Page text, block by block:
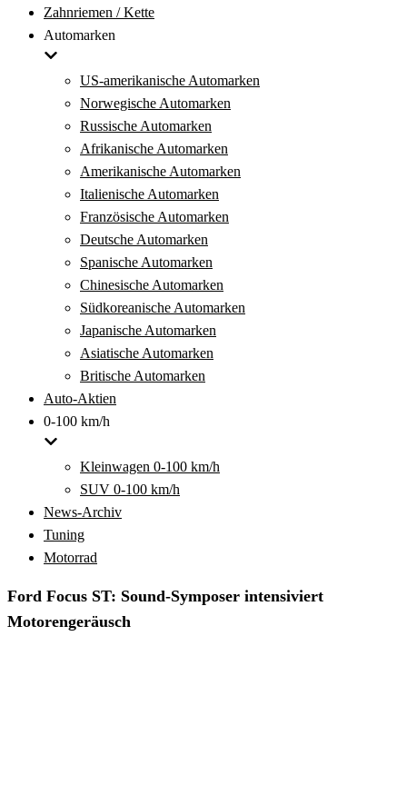
Zahnriemen / Kette
Automarken
US-amerikanische Automarken
Norwegische Automarken
Russische Automarken
Afrikanische Automarken
Amerikanische Automarken
Italienische Automarken
Französische Automarken
Deutsche Automarken
Spanische Automarken
Chinesische Automarken
Südkoreanische Automarken
Japanische Automarken
Asiatische Automarken
Britische Automarken
Auto-Aktien
0-100 km/h
Kleinwagen 0-100 km/h
SUV 0-100 km/h
News-Archiv
Tuning
Motorrad
Ford Focus ST: Sound-Symposer intensiviert
Motorengeräusch